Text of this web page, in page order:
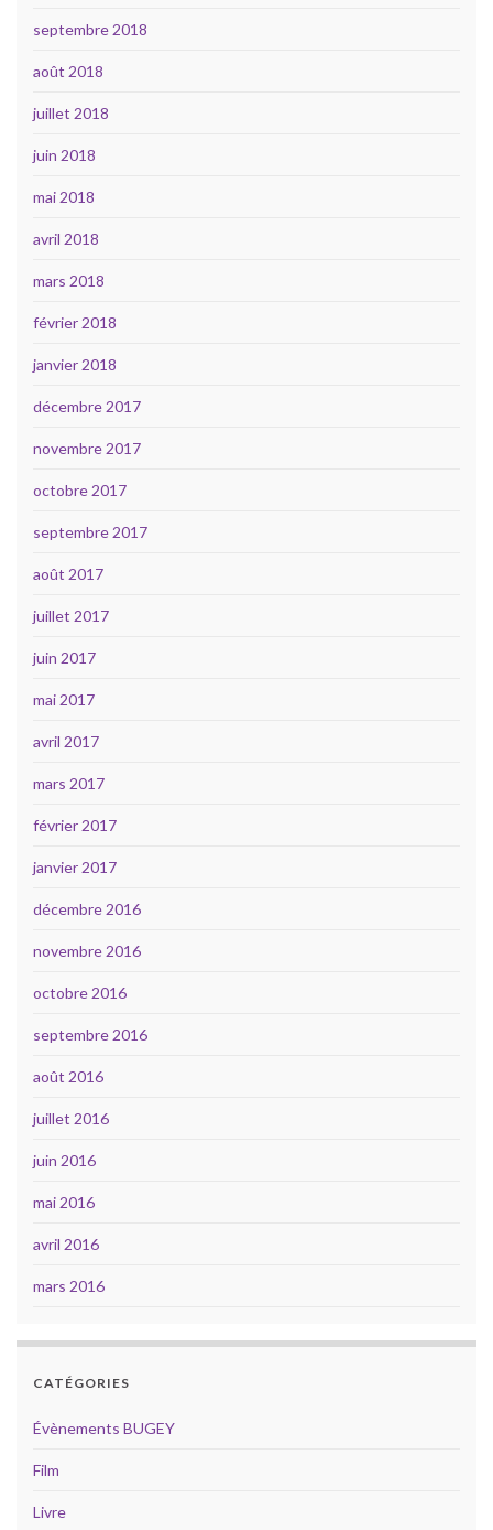
septembre 2018
août 2018
juillet 2018
juin 2018
mai 2018
avril 2018
mars 2018
février 2018
janvier 2018
décembre 2017
novembre 2017
octobre 2017
septembre 2017
août 2017
juillet 2017
juin 2017
mai 2017
avril 2017
mars 2017
février 2017
janvier 2017
décembre 2016
novembre 2016
octobre 2016
septembre 2016
août 2016
juillet 2016
juin 2016
mai 2016
avril 2016
mars 2016
CATÉGORIES
Évènements BUGEY
Film
Livre